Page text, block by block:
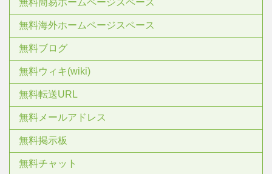
無料海外ホームページスペース
無料ブログ
無料ウィキ(wiki)
無料転送URL
無料メールアドレス
無料掲示板
無料チャット